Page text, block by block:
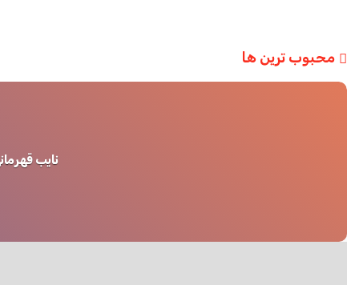
محبوب ترین ها
نایب